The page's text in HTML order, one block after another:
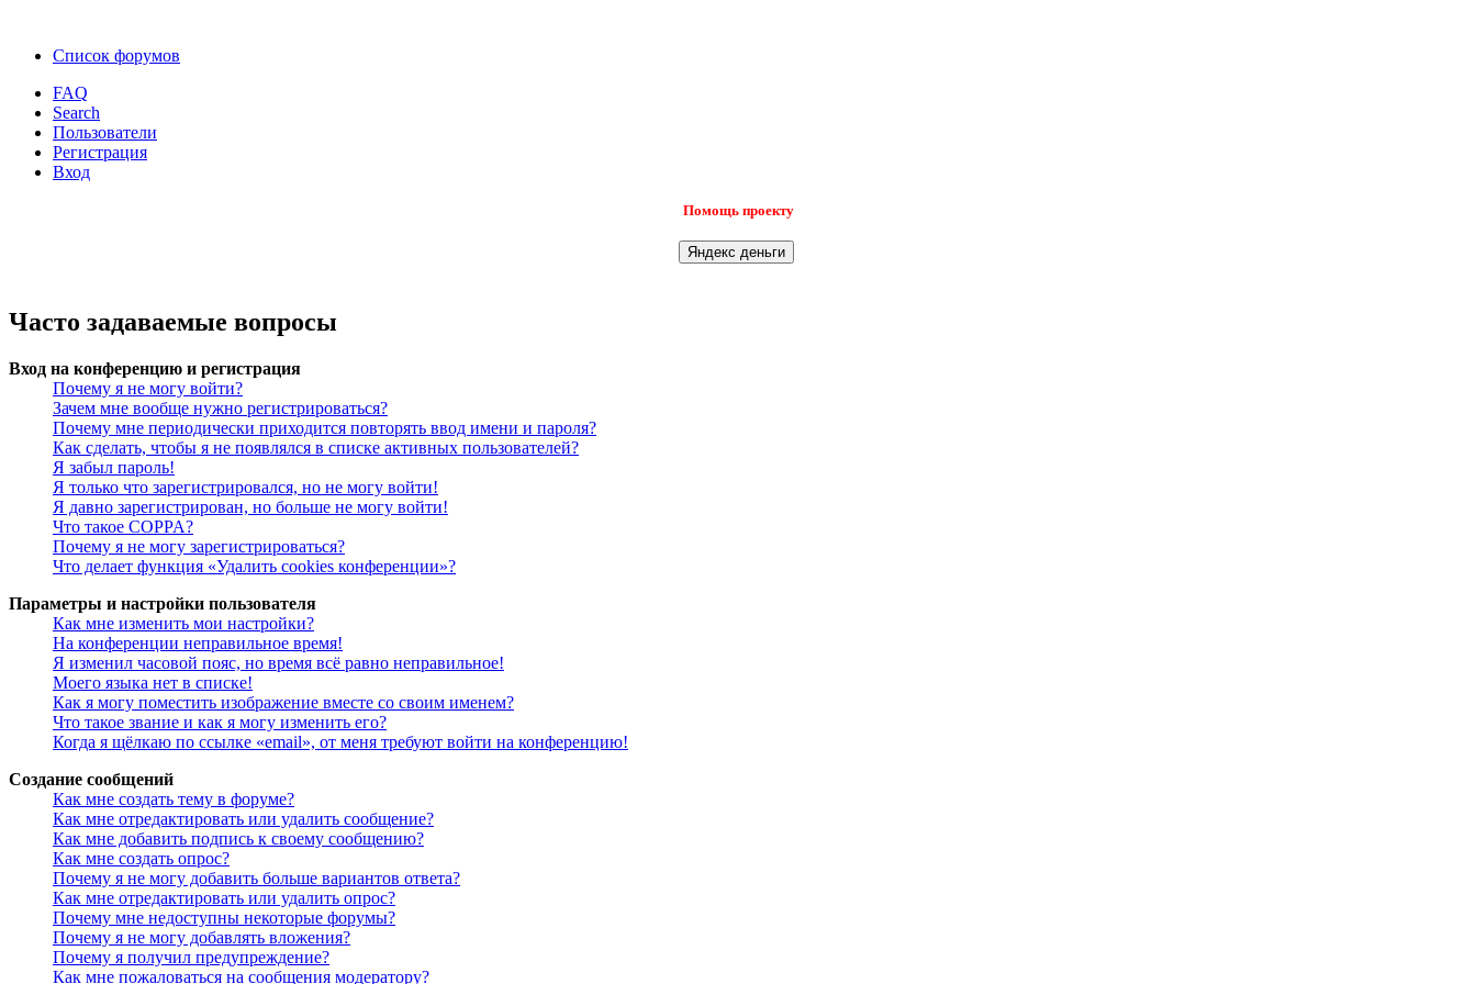
Список форумов
FAQ
Search
Пользователи
Регистрация
Вход
Помощь проекту
Часто задаваемые вопросы
Вход на конференцию и регистрация
Почему я не могу войти?
Зачем мне вообще нужно регистрироваться?
Почему мне периодически приходится повторять ввод имени и пароля?
Как сделать, чтобы я не появлялся в списке активных пользователей?
Я забыл пароль!
Я только что зарегистрировался, но не могу войти!
Я давно зарегистрирован, но больше не могу войти!
Что такое COPPA?
Почему я не могу зарегистрироваться?
Что делает функция «Удалить cookies конференции»?
Параметры и настройки пользователя
Как мне изменить мои настройки?
На конференции неправильное время!
Я изменил часовой пояс, но время всё равно неправильное!
Моего языка нет в списке!
Как я могу поместить изображение вместе со своим именем?
Что такое звание и как я могу изменить его?
Когда я щёлкаю по ссылке «email», от меня требуют войти на конференцию!
Создание сообщений
Как мне создать тему в форуме?
Как мне отредактировать или удалить сообщение?
Как мне добавить подпись к своему сообщению?
Как мне создать опрос?
Почему я не могу добавить больше вариантов ответа?
Как мне отредактировать или удалить опрос?
Почему мне недоступны некоторые форумы?
Почему я не могу добавлять вложения?
Почему я получил предупреждение?
Как мне пожаловаться на сообщения модератору?